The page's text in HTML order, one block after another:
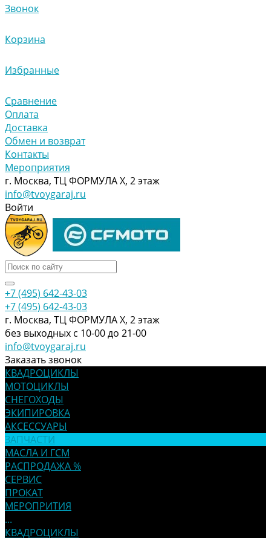
Звонок
Корзина
Избранные
Сравнение
Оплата
Доставка
Обмен и возврат
Контакты
Мероприятия
г. Москва, ТЦ ФОРМУЛА Х, 2 этаж
info@tvoygaraj.ru
Войти
+7 (495) 642-43-03
+7 (495) 642-43-03
г. Москва, ТЦ ФОРМУЛА Х, 2 этаж
без выходных с 10-00 до 21-00
info@tvoygaraj.ru
Заказать звонок
КВАДРОЦИКЛЫ
МОТОЦИКЛЫ
СНЕГОХОДЫ
ЭКИПИРОВКА
АКСЕССУАРЫ
ЗАПЧАСТИ
МАСЛА И ГСМ
РАСПРОДАЖА %
СЕРВИС
ПРОКАТ
МЕРОПРИТИЯ
...
КВАДРОЦИКЛЫ